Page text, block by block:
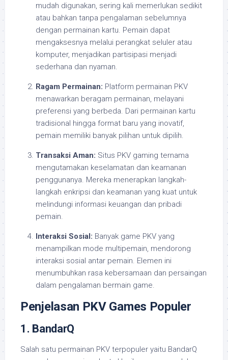
mudah digunakan, sering kali memerlukan sedikit
atau bahkan tanpa pengalaman sebelumnya
dengan permainan kartu. Pemain dapat
mengaksesnya melalui perangkat seluler atau
komputer, menjadikan partisipasi menjadi
sederhana dan nyaman.
Ragam Permainan: Platform permainan PKV
menawarkan beragam permainan, melayani
preferensi yang berbeda. Dari permainan kartu
tradisional hingga format baru yang inovatif,
pemain memiliki banyak pilihan untuk dipilih.
Transaksi Aman: Situs PKV gaming ternama
mengutamakan keselamatan dan keamanan
penggunanya. Mereka menerapkan langkah-
langkah enkripsi dan keamanan yang kuat untuk
melindungi informasi keuangan dan pribadi
pemain.
Interaksi Sosial: Banyak game PKV yang
menampilkan mode multipemain, mendorong
interaksi sosial antar pemain. Elemen ini
menumbuhkan rasa kebersamaan dan persaingan
dalam pengalaman bermain game.
Penjelasan PKV Games Populer
1. BandarQ
Salah satu permainan PKV terpopuler yaitu BandarQ